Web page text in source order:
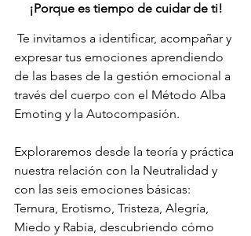
¡Porque es tiempo de cuidar de ti!
expresar tus emociones aprendiendo
de las bases de la gestión emocional a
través del cuerpo con el Método Alba
Emoting y la Autocompasión.
Exploraremos desde la teoría y práctica
nuestra relación con la Neutralidad y
con las seis emociones básicas:
Ternura, Erotismo, Tristeza, Alegría,
Miedo y Rabia, descubriendo cómo